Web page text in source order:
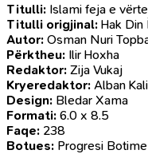
Titulli: Islami feja e
Titulli origjinal: Hak Din
Autor: Osman Nuri
Përktheu: Ilir Hoxha
Redaktor: Zija Vukaj
Kryeredaktor: Alban Kali
Design: Bledar Xama
Formati: 6.0 x 8.5
Faqe: 238
Botues: Progresi Botime